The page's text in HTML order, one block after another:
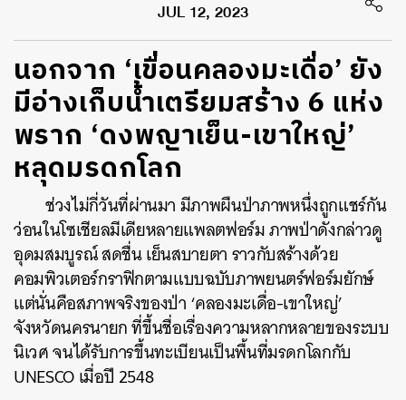
JUL 12, 2023
นอกจาก ‘เขื่อนคลองมะเดื่อ’ ยัง
มีอ่างเก็บน้ำเตรียมสร้าง 6 แห่ง
พราก ‘ดงพญาเย็น-เขาใหญ่’
หลุดมรดกโลก
ช่วงไม่กี่วันที่ผ่านมา มีภาพผืนป่าภาพหนึ่งถูกแชร์กัน
ว่อนในโซเชียลมีเดียหลายแพลตฟอร์ม ภาพป่าดังกล่าวดู
อุดมสมบูรณ์ สดชื่น เย็นสบายตา ราวกับสร้างด้วย
คอมพิวเตอร์กราฟิกตามแบบฉบับภาพยนตร์ฟอร์มยักษ์
แต่นั่นคือสภาพจริงของป่า ‘คลองมะเดื่อ-เขาใหญ่’
จังหวัดนครนายก ที่ขึ้นชื่อเรื่องความหลากหลายของระบบ
นิเวศ จนได้รับการขึ้นทะเบียนเป็นพื้นที่มรดกโลกกับ
UNESCO เมื่อปี 2548